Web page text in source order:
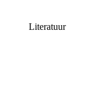
Literatuur